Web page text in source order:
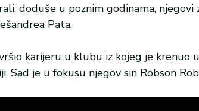
doduše u poznim godinama,
Pata.
karijeru u klubu iz kojeg je
Sad je u fokusu njegov sin Robson